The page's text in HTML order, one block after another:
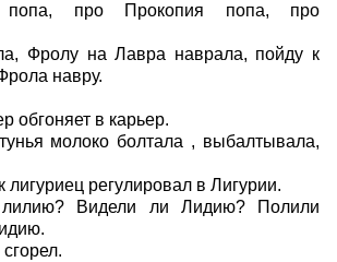
попа, про Прокопия попа, про
Фролу на Лавра наврала, пойду к
навру.
обгоняет в карьер.
молоко болтала , выбалтывала,
лигуриец регулировал в Лигурии.
Видели ли Лидию? Полили